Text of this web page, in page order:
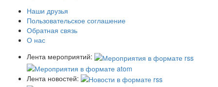
Наши друзья
Пользовательское соглашение
Обратная связь
О нас
Лента мероприятий:
Лента новостей: